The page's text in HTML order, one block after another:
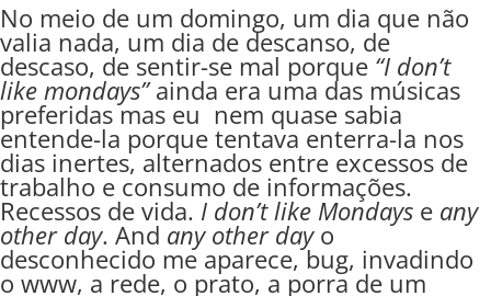
No meio de um domingo, um dia que não
valia nada, um dia de descanso, de
descaso, de sentir-se mal porque “I don’t
like mondays”ainda era uma das músicas
preferidas mas eu nem quase sabia
entende-la porque tentava enterra-la nos
dias inertes, alternados entre excessos de
trabalho e consumo de informações.
Recessos de vida. I don’t like Mondays e any
other day. And any other dayo
desconhecido me aparece, bug, invadindo
o www, a rede, o prato, a porra de um